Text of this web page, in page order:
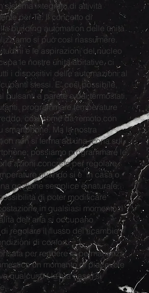
sistema integrato di attività
per Te. Il concetto di
building automation delle unità
si può così riassumere.
e le aspirazioni del nucleo
le nostre unità abitative, ci
i dispositivi delle automazioni al
stessi. E’ così possibile,
pulsanti a parete o dai termostati,
programmare temperature
così come da remoto con
smartphone. Ma la nostra
non si ferma ad una icona sul
possiamo programmare le
azioni concrete per regolare
quando si è in casa o
gestione semplice e naturale,
di poter modificare
in qualsiasi momento. I
dell’aria si occupano
regolare il flusso del ricambio
di confort.
per rendere la permanenza
un momento di piacevole
qualcuno ( la tua casa) si